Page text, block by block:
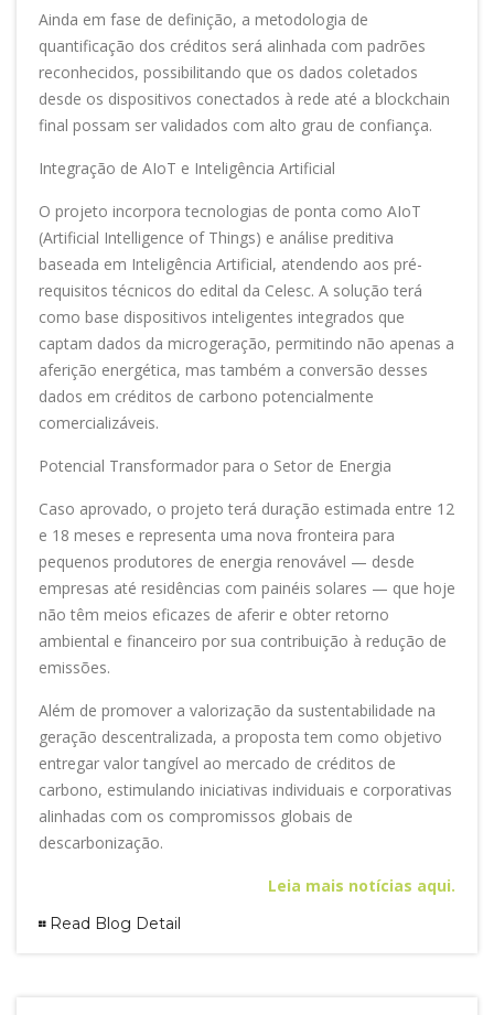
Ainda em fase de definição, a metodologia de
quantificação dos créditos será alinhada com padrões
reconhecidos, possibilitando que os dados coletados
desde os dispositivos conectados à rede até a blockchain
final possam ser validados com alto grau de confiança.
Integração de AIoT e Inteligência Artificial
O projeto incorpora tecnologias de ponta como AIoT
(Artificial Intelligence of Things) e análise preditiva
baseada em Inteligência Artificial, atendendo aos pré-
requisitos técnicos do edital da Celesc. A solução terá
como base dispositivos inteligentes integrados que
captam dados da microgeração, permitindo não apenas a
aferição energética, mas também a conversão desses
dados em créditos de carbono potencialmente
comercializáveis.
Potencial Transformador para o Setor de Energia
Caso aprovado, o projeto terá duração estimada entre 12
e 18 meses e representa uma nova fronteira para
pequenos produtores de energia renovável — desde
empresas até residências com painéis solares — que hoje
não têm meios eficazes de aferir e obter retorno
ambiental e financeiro por sua contribuição à redução de
emissões.
Além de promover a valorização da sustentabilidade na
geração descentralizada, a proposta tem como objetivo
entregar valor tangível ao mercado de créditos de
carbono, estimulando iniciativas individuais e corporativas
alinhadas com os compromissos globais de
descarbonização.
Leia mais notícias aqui.
Read Blog Detail